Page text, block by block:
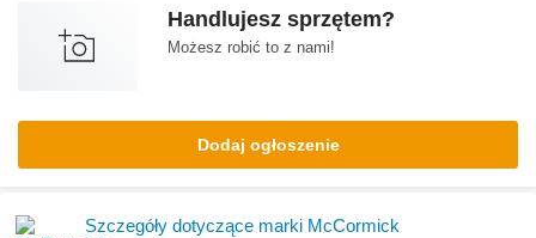
Handlujesz sprzętem?
Możesz robić to z nami!
Dodaj ogłoszenie
Szczegóły dotyczące marki McCormick